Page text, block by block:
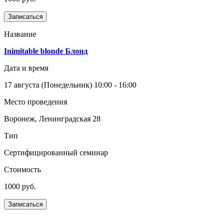
Записаться
Название
Inimitable blonde Блонд
Дата и время
17 августа (Понедельник) 10:00 - 16:00
Место проведения
Воронеж, Ленинградская 28
Тип
Сертифицированный семинар
Стоимость
1000 руб.
Записаться